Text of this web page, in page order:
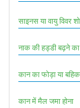
साइनस या वायु विवर
नाक की हड्डी बढ़ने का
कान का फोड़ा या
कान में मैल जमा होना